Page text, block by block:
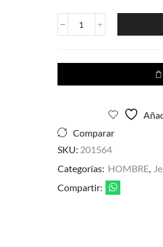
Jeans
para
Estilo
cantidad
Comparar
SKU: 201564
Categorías: HOMBRE,
Compartir: